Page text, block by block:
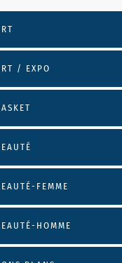
/ EXPO
FEMME
HOMME